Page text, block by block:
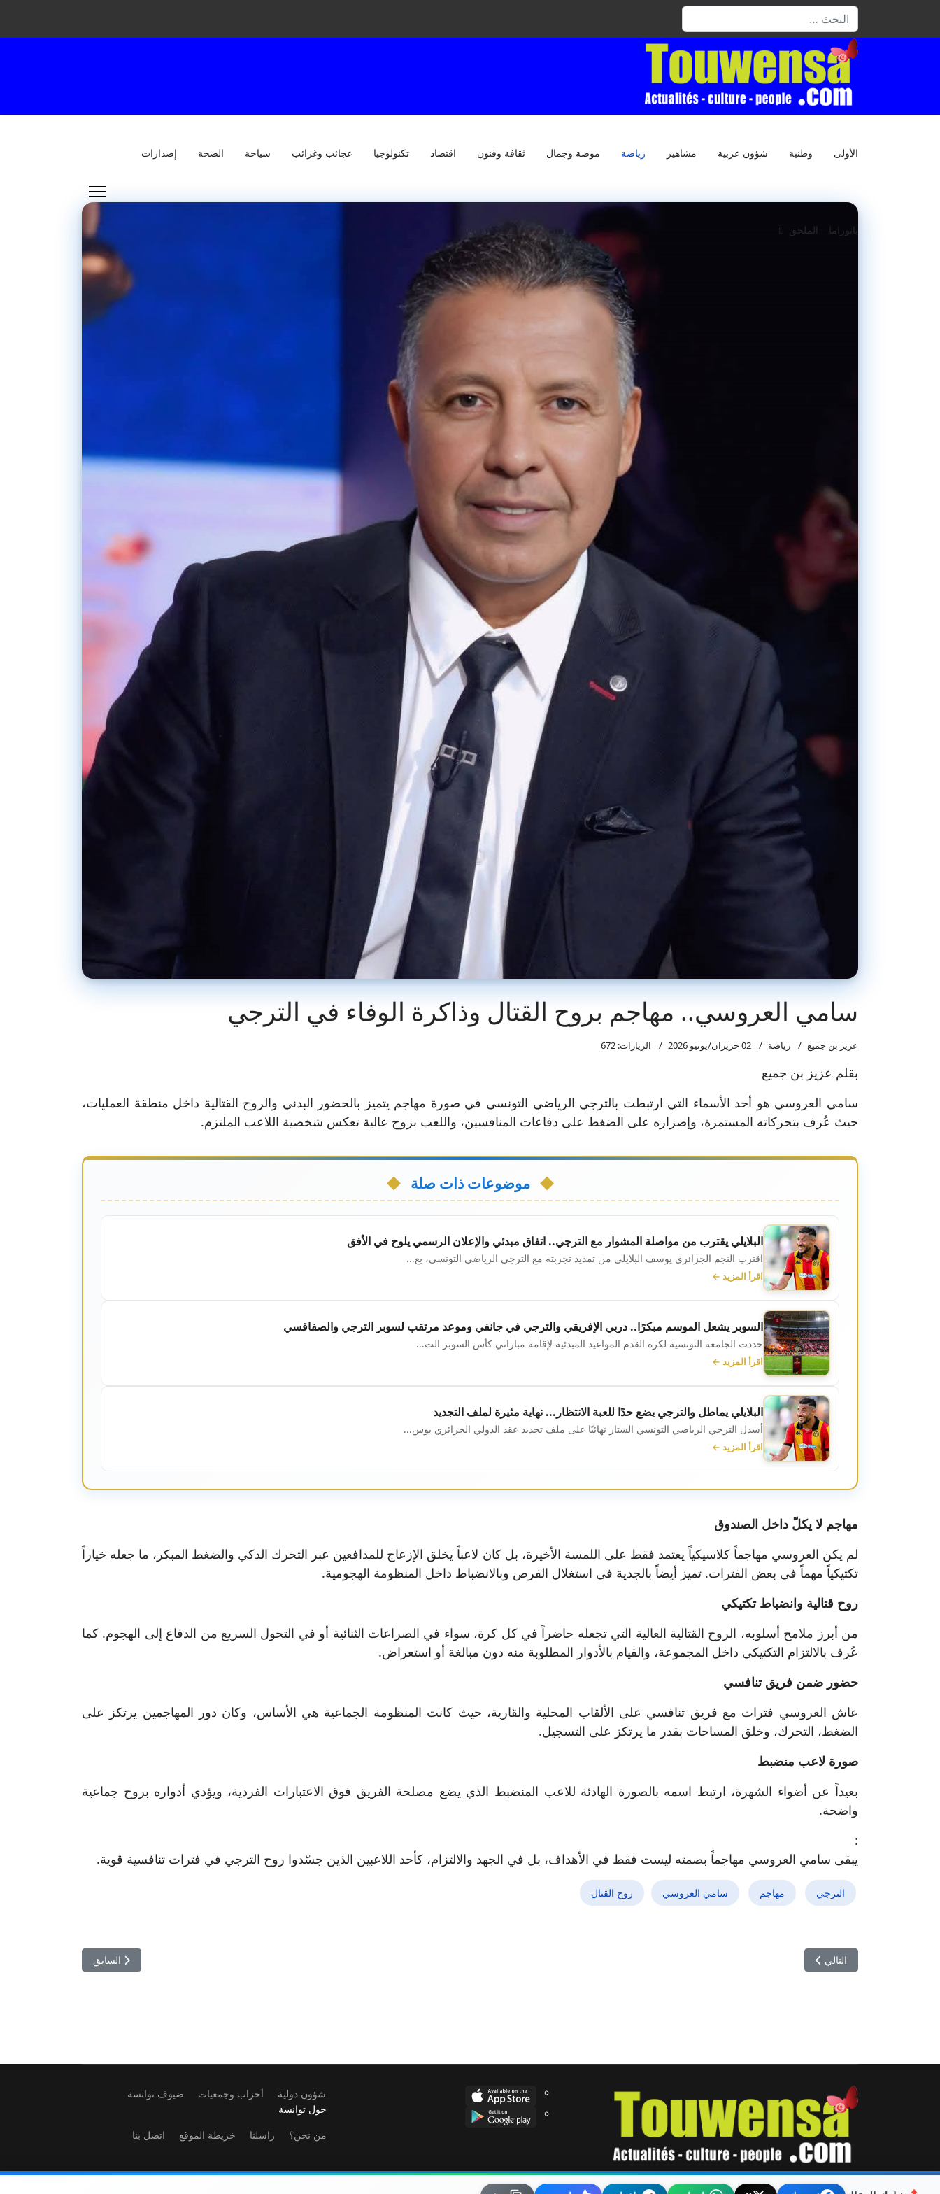
البحث
الأولى وطنية شؤون عربية مشاهير رياضة موضة وجمال ثقافة وفنون اقتصاد تكنولوجيا عجائب وغرائب سياحة الصحة إصدارات
بانوراما الملحق
سامي العروسي.. مهاجم بروح القتال وذاكرة الوفاء في الترجي
عزيز بن جميع رياضة 02 حزيران/يونيو 2026 الزيارات: 672
بقلم عزيز بن جميع
سامي العروسي هو أحد الأسماء التي ارتبطت بالترجي الرياضي التونسي في صورة مهاجم يتميز بالحضور البدني والروح القتالية داخل منطقة العمليات،
حيث عُرف بتحركاته المستمرة، وإصراره على الضغط على دفاعات المنافسين، واللعب بروح عالية تعكس شخصية اللاعب الملتزم.
موضوعات ذات صلة
البلايلي يقترب من مواصلة المشوار مع الترجي.. اتفاق مبدئي والإعلان الرسمي يلوح في الأفق
اقترب النجم الجزائري يوسف البلايلي من تمديد تجربته مع الترجي الرياضي التونسي، بع...
اقرأ المزيد ←
السوبر يشعل الموسم مبكرًا.. دربي الإفريقي والترجي في جانفي وموعد مرتقب لسوبر الترجي والصفاقسي
حددت الجامعة التونسية لكرة القدم المواعيد المبدئية لإقامة مباراتي كأس السوبر الت...
اقرأ المزيد ←
البلايلي يماطل والترجي يضع حدًا للعبة الانتظار... نهاية مثيرة لملف التجديد
أسدل الترجي الرياضي التونسي الستار نهائيًا على ملف تجديد عقد الدولي الجزائري يوس...
اقرأ المزيد ←
مهاجم لا يكلّ داخل الصندوق
لم يكن العروسي مهاجماً كلاسيكياً يعتمد فقط على اللمسة الأخيرة، بل كان لاعباً يخلق الإزعاج للمدافعين عبر التحرك الذكي والضغط المبكر، ما جعله خياراً
تكتيكياً مهماً في بعض الفترات. تميز أيضاً بالجدية في استغلال الفرص وبالانضباط داخل المنظومة الهجومية.
روح قتالية وانضباط تكتيكي
من أبرز ملامح أسلوبه، الروح القتالية العالية التي تجعله حاضراً في كل كرة، سواء في الصراعات الثنائية أو في التحول السريع من الدفاع إلى الهجوم. كما
عُرف بالالتزام التكتيكي داخل المجموعة، والقيام بالأدوار المطلوبة منه دون مبالغة أو استعراض.
حضور ضمن فريق تنافسي
عاش العروسي فترات مع فريق تنافسي على الألقاب المحلية والقارية، حيث كانت المنظومة الجماعية هي الأساس، وكان دور المهاجمين يرتكز على
الضغط، التحرك، وخلق المساحات بقدر ما يرتكز على التسجيل.
صورة لاعب منضبط
بعيداً عن أضواء الشهرة، ارتبط اسمه بالصورة الهادئة للاعب المنضبط الذي يضع مصلحة الفريق فوق الاعتبارات الفردية، ويؤدي أدواره بروح جماعية
واضحة.
:
يبقى سامي العروسي مهاجماً بصمته ليست فقط في الأهداف، بل في الجهد والالتزام، كأحد اللاعبين الذين جسّدوا روح الترجي في فترات تنافسية قوية.
الترجي مهاجم سامي العروسي روح القتال
المقال السابق: النادي
السابق المقال التالي: هزيمة أمام النمسا تكشف الأوراق... نجوم تألقت ولاعب أثار الجدل قبل المونديال
التالي
© 2026 توانسة. Designed By TOUWENSA.COM
شؤون دولية أحزاب وجمعيات
ضيوف توانسة
حول توانسة
من نحن؟
راسلنا خريطة الموقع اتصل بنا